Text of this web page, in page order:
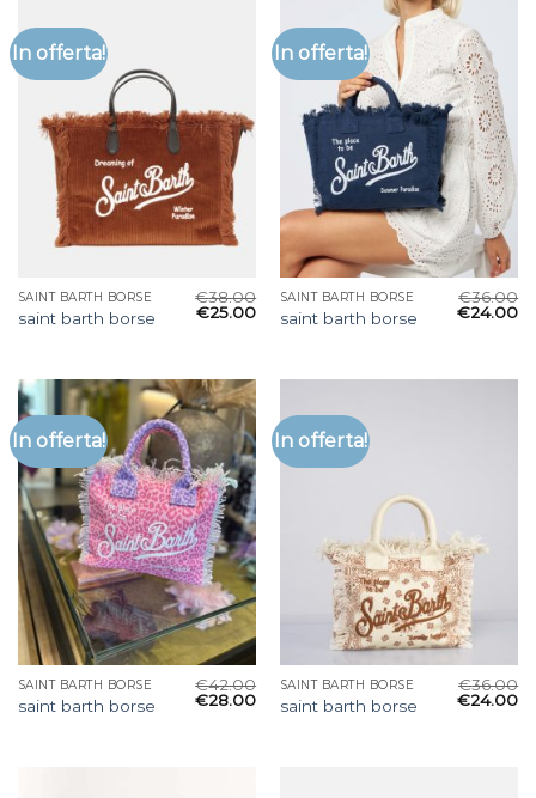
In offerta!
SAINT BARTH BORSE
saint barth borse
€38.00
€25.00
In offerta!
SAINT BARTH BORSE
saint barth borse
€36.00
€24.00
In offerta!
SAINT BARTH BORSE
saint barth borse
€42.00
€28.00
In offerta!
SAINT BARTH BORSE
saint barth borse
€36.00
€24.00